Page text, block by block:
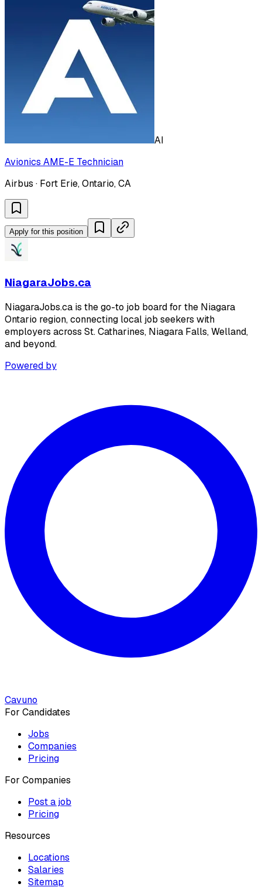
AI
Avionics AME-E Technician
Airbus · Fort Erie, Ontario, CA
Apply for this position
NiagaraJobs.ca
NiagaraJobs.ca is the go-to job board for the Niagara
Ontario region, connecting local job seekers with
employers across St. Catharines, Niagara Falls, Welland,
and beyond.
Powered by
Cavuno
For Candidates
Jobs
Companies
Pricing
For Companies
Post a job
Pricing
Resources
Locations
Salaries
Sitemap